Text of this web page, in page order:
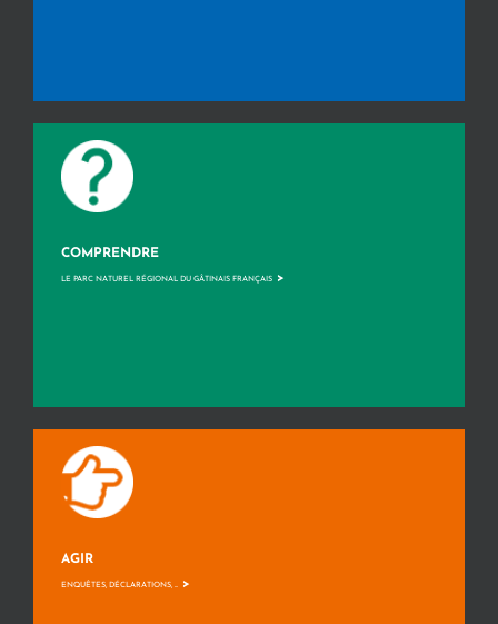
COMPRENDRE
LE PARC NATUREL RÉGIONAL DU GÂTINAIS FRANÇAIS >
AGIR
ENQUÊTES, DÉCLARATIONS, ... >